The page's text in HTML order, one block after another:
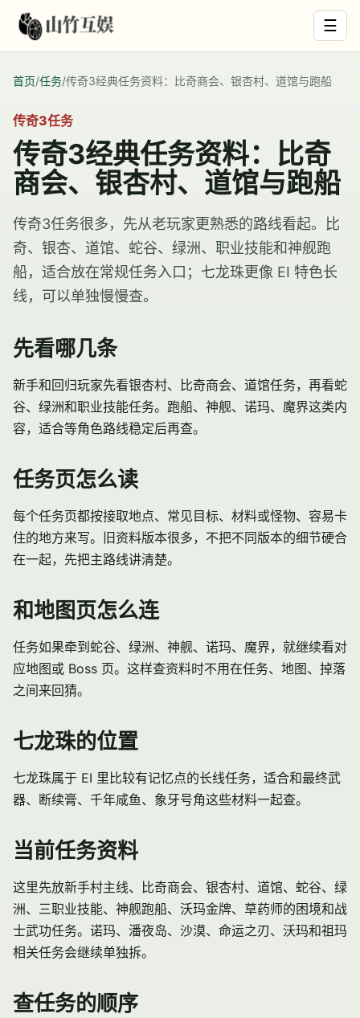
☰
首页/任务/传奇3经典任务资料：比奇商会、银杏村、道馆与跑船
传奇3任务
传奇3经典任务资料：比奇
商会、银杏村、道馆与跑船
传奇3任务很多，先从老玩家更熟悉的路线看起。比
奇、银杏、道馆、蛇谷、绿洲、职业技能和神舰跑
船，适合放在常规任务入口；七龙珠更像 EI 特色长
线，可以单独慢慢查。
先看哪几条
新手和回归玩家先看银杏村、 比奇商会、 道馆任务，再看蛇
谷、绿洲和职业技能任务。跑船、 神舰、诺玛、 魔界这类内
容，适合等角色路线稳定后再查。
任务页怎么读
每个任务页都按接取地点、常见目标、材料或怪物、容易卡
住的地方来写。旧资料版本很多，不把不同版本的细节硬合
在一起，先把主路线讲清楚。
和地图页怎么连
任务如果牵到蛇谷、绿洲、神舰、诺玛、魔界，就继续看对
应地图或 Boss 页。这样查资料时不用在任务、地图、掉落
之间来回猜。
七龙珠的位置
七龙珠属于 EI 里比较有记忆点的长线任务，适合和最终武
器、断续膏、千年咸鱼、象牙号角这些材料一起查。
当前任务资料
这里先放新手村主线、比奇商会、银杏村、道馆、蛇谷、绿
洲、三职业技能、神舰跑船、沃玛金牌、草药师的困境和战
士武功任务。诺玛、潘夜岛、沙漠、命运之刃、沃玛和祖玛
相关任务会继续单独拆。
查任务的顺序